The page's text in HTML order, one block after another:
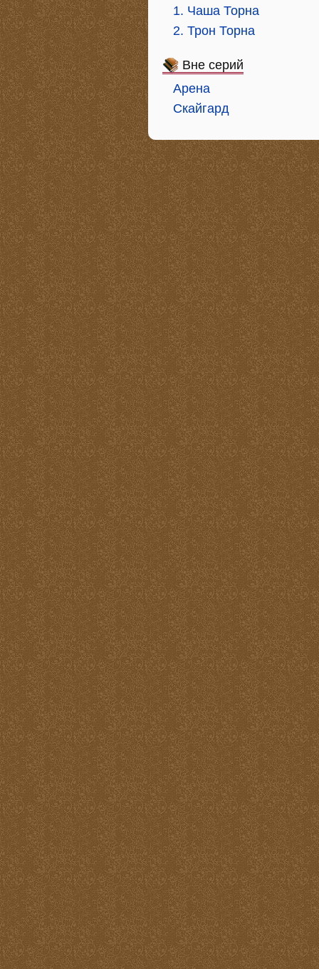
1. Чаша Торна
2. Трон Торна
Вне серий
Арена
Скайгард